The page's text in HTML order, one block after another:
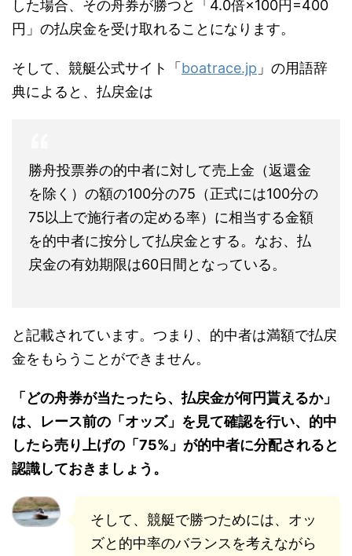
した場合、その舟券が勝つと「4.0倍×100円=400
円」の払戻金を受け取れることになります。
そして、競艇公式サイト「 boatrace.jp 」の用語辞
典によると、払戻金は
勝舟投票券の的中者に対して売上金（返還金
を除く）の額の100分の75（正式には100分の
75以上で施行者の定める率）に相当する金額
を的中者に按分して払戻金とする。なお、払
戻金の有効期限は60日間となっている。
と記載されています。つまり、的中者は満額で払戻
金をもらうことができません。
「どの舟券が当たったら、払戻金が何円貰えるか」
は、レース前の「オッズ」を見て確認を行い、的中
したら売り上げの「75%」が的中者に分配されると
認識しておきましょう。
そして、競艇で勝つためには、オッ
ズと的中率のバランスを考えながら